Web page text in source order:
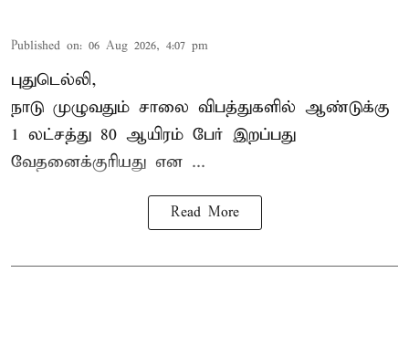
Published on: 06 Aug 2026, 4:07 pm
புதுடெல்லி,
நாடு முழுவதும் சாலை விபத்துகளில் ஆண்டுக்கு
1 லட்சத்து 80 ஆயிரம் பேர் இறப்பது
வேதனைக்குரியது என ...
Read More